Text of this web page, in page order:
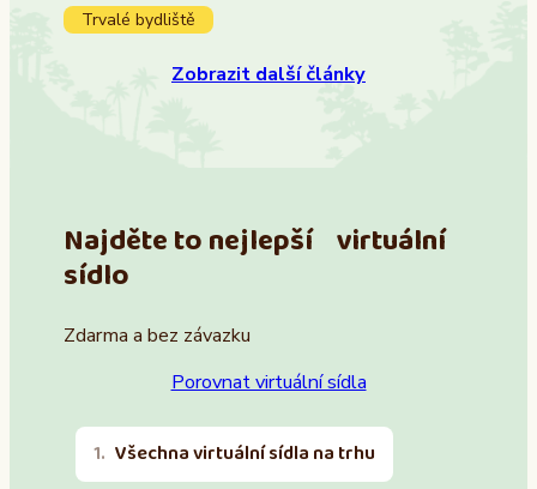
Trvalé bydliště
Zobrazit další články
Najděte to nejlepší virtuální
sídlo
Zdarma a bez závazku
Porovnat virtuální sídla
Všechna virtuální sídla na trhu